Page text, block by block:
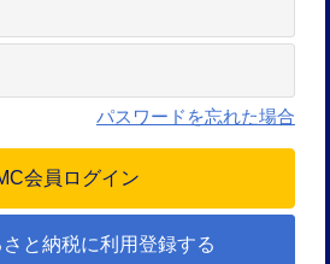
パスワードを忘れた場合
と納税に利用登録する